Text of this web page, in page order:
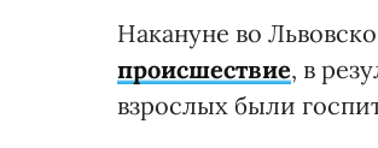
Накануне во
происшествие, в
взрослых были